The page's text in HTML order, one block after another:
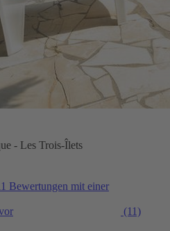
- Les Trois-Îlets
Bewertungen mit einer
(11)